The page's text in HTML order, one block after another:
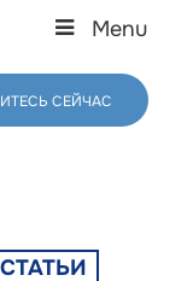
Menu
СЕЙЧАС
СТАТЬИ
Close
Menu